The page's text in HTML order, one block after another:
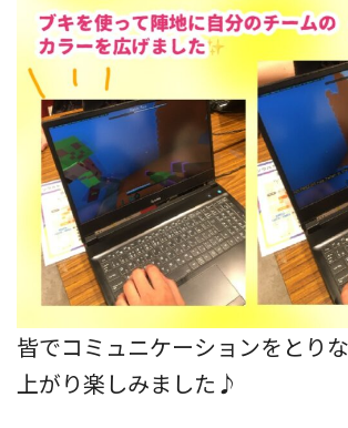
皆でコミュニケーションをとり
上がり楽しみました♪